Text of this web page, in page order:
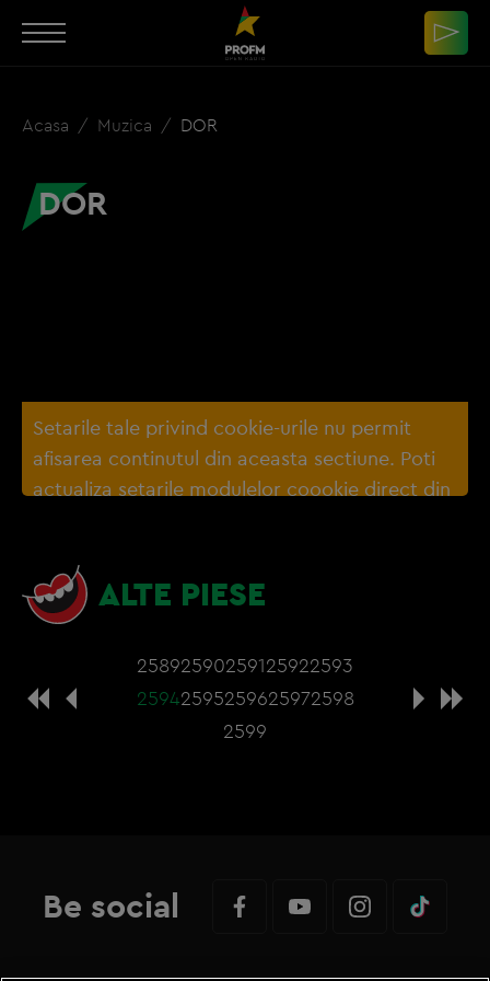
Acasa Muzica DOR
DOR
Setarile tale privind cookie-urile nu permit
afisarea continutul din aceasta sectiune. Poti
actualiza setarile modulelor coookie direct din
ALTE PIESE
25892590259125922593
25942595259625972598
2599
Be social